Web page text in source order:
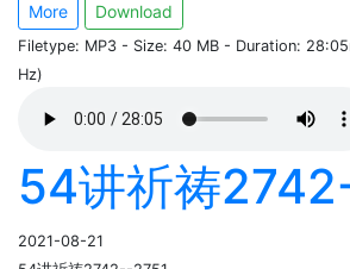
More Download
Filetype: MP3 - Size: 40 MB - Duration:
Hz)
54讲祈祷
2021-08-21